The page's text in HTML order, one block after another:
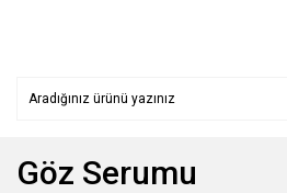
Göz Serumu